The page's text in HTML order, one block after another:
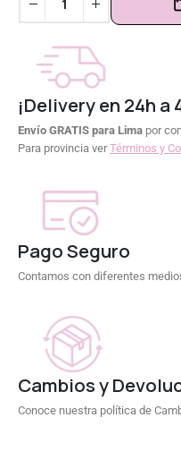
¡Delivery en 24h a
Envío GRATIS para Lima por
Para provincia verTérminos y
Pago Seguro
Contamos con diferentes
Cambios y
Conoce nuestra política de